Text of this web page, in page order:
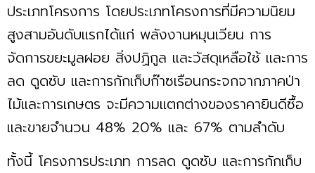
ประเภทโครงการ โดยประเภทโครงการที่มีความนิยม
สูงสามอันดับแรกได้แก่ พลังงานหมุนเวียน การ
จัดการขยะมูลฝอย สิ่งปฏิกูล และวัสดุเหลือใช้ และการ
ลด ดูดซับ และการกักเก็บก๊าซเรือนกระจกจากภาคป่า
ไม้และการเกษตร จะมีความแตกต่างของราคายินดีซื้อ
และขายจำนวน 48% 20% และ 67% ตามลำดับ
ทั้งนี้ โครงการประเภท การลด ดูดซับ และการกักเก็บ